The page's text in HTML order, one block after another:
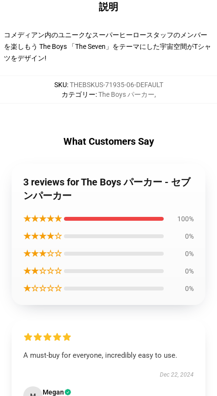
説明
コメディアン内のユニークなスーパーヒーロースタッフのメンバー
を楽しもう The Boys 「The Seven」をテーマにした宇宙空間がTシャ
ツをデザイン!
SKU:THEBSKUS-71935-06-DEFAULT
カテゴリー:The Boys パーカー,
What Customers Say
3 reviews for The Boys パーカー - セブ
ンパーカー
★★★★★ 100%
★★★★☆ 0%
★★★☆☆ 0%
★★☆☆☆ 0%
★☆☆☆☆ 0%
A must-buy for everyone, incredibly easy to use.
Dec 22, 2024
Megan